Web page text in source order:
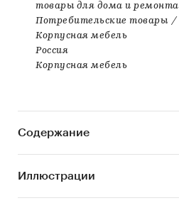
товары для дома и ремонта
Потребительские товары /
Корпусная мебель
Россия
Корпусная мебель
Содержание
Иллюстрации